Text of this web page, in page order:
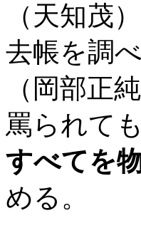
（天知茂
去帳を調
（岡部正
罵られて
すべてを
める。